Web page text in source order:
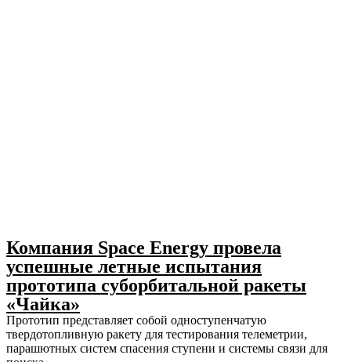
Компания Space Energy провела
успешные летные испытания
прототипа суборбитальной ракеты
«Чайка»
Прототип представляет собой одноступенчатую
твердотопливную ракету для тестирования телеметрии,
парашютных систем спасения ступени и системы связи для